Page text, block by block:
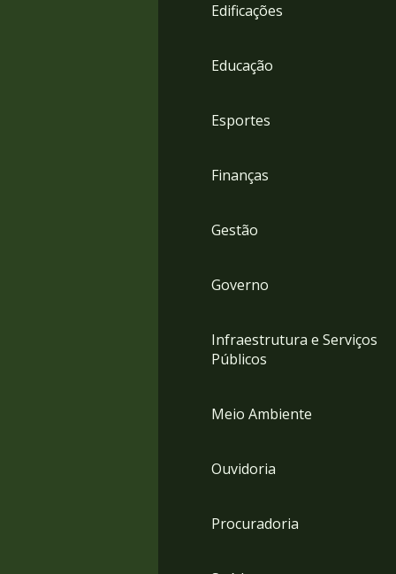
Edificações
Educação
Esportes
Finanças
Gestão
Governo
Infraestrutura e Serviços
Públicos
Meio Ambiente
Ouvidoria
Procuradoria